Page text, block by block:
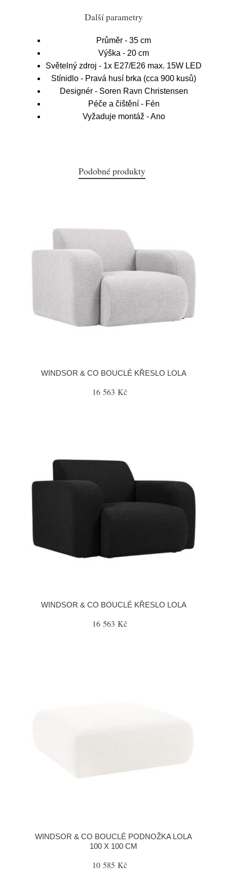
Další parametry
Průměr - 35 cm
Výška - 20 cm
Světelný zdroj - 1x E27/E26 max. 15W LED
Stínidlo - Pravá husí brka (cca 900 kusů)
Designér - Soren Ravn Christensen
Péče a čištění - Fén
Vyžaduje montáž - Ano
Podobné produkty
WINDSOR & CO BOUCLÉ KŘESLO LOLA
16 563 Kč
WINDSOR & CO BOUCLÉ KŘESLO LOLA
16 563 Kč
WINDSOR & CO BOUCLÉ PODNOŽKA LOLA
100 X 100 CM
10 585 Kč